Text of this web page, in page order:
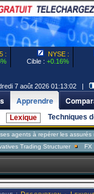
:
NYSE :
Cible : +0.16%
7 août 2026 01:13:02 |
Apprendre
Lexique Techniques
à repérer les assurés
Structurer FX Trader